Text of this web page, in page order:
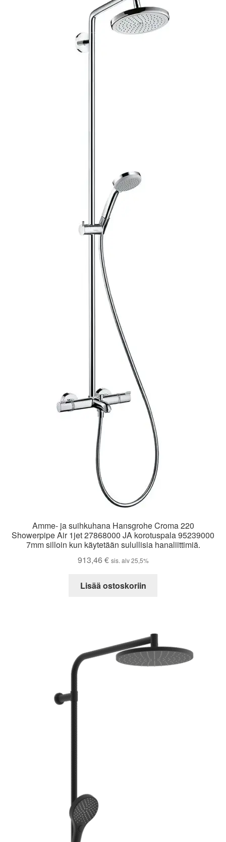
Amme- ja suihkuhana Hansgrohe Croma 220
Showerpipe Air 1jet 27868000 JA korotuspala 95239000
7mm silloin kun käytetään sulullisia hanaliittimiä.
913,46 € sis. alv 25,5%
Lisää ostoskoriin